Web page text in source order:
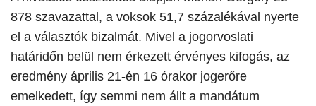
878 szavazattal, a voksok 51,7 százalékával nyerte
el a választók bizalmát. Mivel a jogorvoslati
határidőn belül nem érkezett érvényes kifogás, az
eredmény április 21-én 16 órakor jogerőre
emelkedett, így semmi nem állt a mandátum